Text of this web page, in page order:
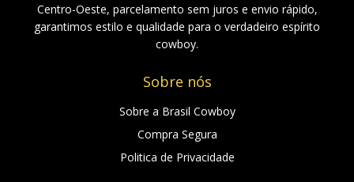
Centro-Oeste, parcelamento sem juros e envio rápido,
garantimos estilo e qualidade para o verdadeiro espírito
cowboy.
Sobre nós
Sobre a Brasil Cowboy
Compra Segura
Politica de Privacidade